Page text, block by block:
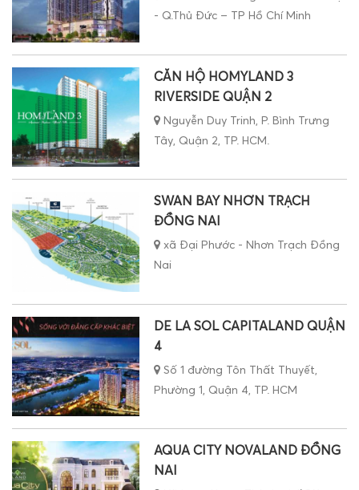
RIVERSIDE QUẬN 2
Nguyễn Duy Trinh, P. Bình Trưng
Tây, Quận 2, TP. HCM.
ĐỒNG NAI
xã Đại Phước - Nhơn Trạch Đồng
Nai
4
Số 1 đường Tôn Thất Thuyết,
Phường 1, Quận 4, TP. HCM
NAI
Xã Long Hưng, Thành phố Biên
Hòa, Tỉnh Đồng Nai